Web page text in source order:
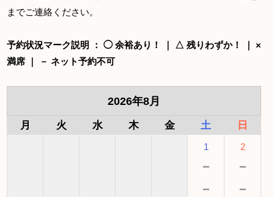
までご連絡ください。
予約状況マーク説明 ： ◯ 余裕あり！ ｜ △ 残りわずか！ ｜ ×
満席 ｜ － ネット予約不可
2026年8月
月 火 水 木 金 土 日
1
－
－
2
－
－